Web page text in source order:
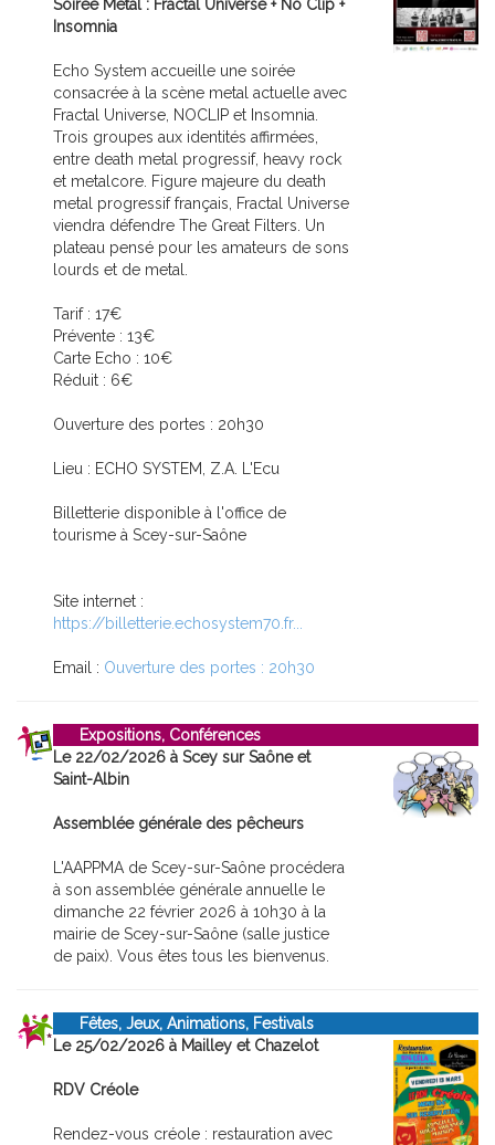
Soirée Metal : Fractal Universe + No Clip +
Insomnia
Echo System accueille une soirée
consacrée à la scène metal actuelle avec
Fractal Universe, NOCLIP et Insomnia.
Trois groupes aux identités affirmées,
entre death metal progressif, heavy rock
et metalcore. Figure majeure du death
metal progressif français, Fractal Universe
viendra défendre The Great Filters. Un
plateau pensé pour les amateurs de sons
lourds et de metal.
Tarif : 17€
Prévente : 13€
Carte Echo : 10€
Réduit : 6€
Ouverture des portes : 20h30
Lieu : ECHO SYSTEM, Z.A. L'Ecu
Billetterie disponible à l'office de
tourisme à Scey-sur-Saône
Site internet :
https://billetterie.echosystem70.fr...
Email : Ouverture des portes : 20h30
Expositions, Conférences
Le 22/02/2026 à Scey sur Saône et
Saint-Albin
Assemblée générale des pêcheurs
L'AAPPMA de Scey-sur-Saône procédera
à son assemblée générale annuelle le
dimanche 22 février 2026 à 10h30 à la
mairie de Scey-sur-Saône (salle justice
de paix). Vous êtes tous les bienvenus.
Fêtes, Jeux, Animations, Festivals
Le 25/02/2026 à Mailley et Chazelot
RDV Créole
Rendez-vous créole : restauration avec